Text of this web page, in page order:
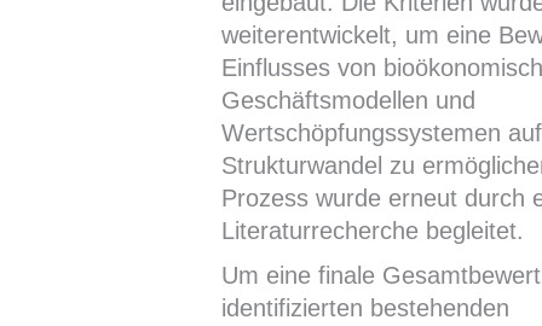
weiterentwickelt, um eine
Einflusses von
Geschäftsmodellen und
Wertschöpfungssystemen
Strukturwandel zu
Prozess wurde erneut durch
Literaturrecherche begleitet.
Um eine finale
identifizierten bestehenden